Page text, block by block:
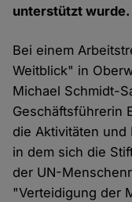
unterstützt wurde.
Bei einem
Weitblick" in
Michael Schmidt-
Geschäftsführerin
die Aktivitäten und
in dem sich die
der UN-
"Verteidigung der